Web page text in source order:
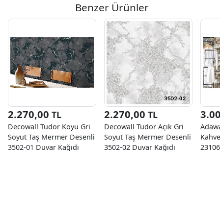
Benzer Ürünler
2.270,00 TL
Decowall Tudor Koyu Gri
Soyut Taş Mermer Desenli
3502-01 Duvar Kağıdı
2.270,00 TL
Decowall Tudor Açık Gri
Soyut Taş Mermer Desenli
3502-02 Duvar Kağıdı